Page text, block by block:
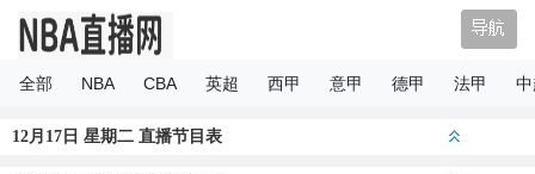
全部 NBA CBA 英超 西甲 意甲 德甲 法甲
12月17日 星期二 直播节目表